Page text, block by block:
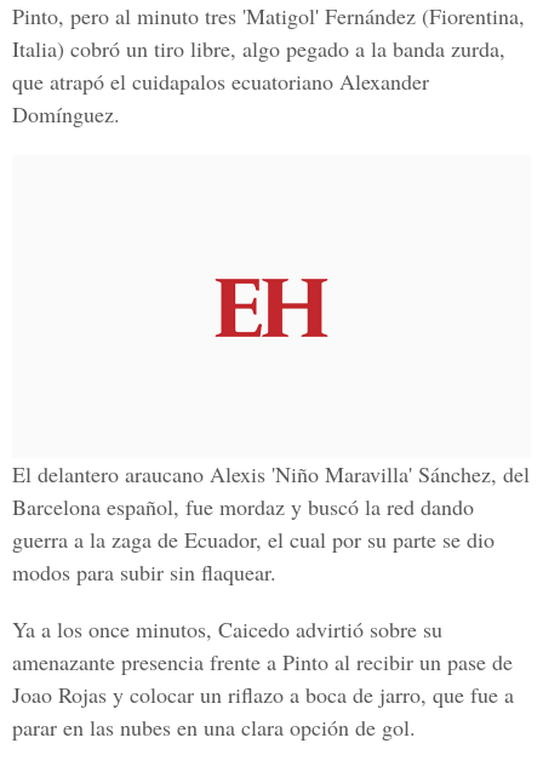
Pinto, pero al minuto tres 'Matigol' Fernández (Fiorentina,
Italia) cobró un tiro libre, algo pegado a la banda zurda,
que atrapó el cuidapalos ecuatoriano Alexander
Domínguez.
El delantero araucano Alexis 'Niño Maravilla' Sánchez, del
Barcelona español, fue mordaz y buscó la red dando
guerra a la zaga de Ecuador, el cual por su parte se dio
modos para subir sin flaquear.
Ya a los once minutos, Caicedo advirtió sobre su
amenazante presencia frente a Pinto al recibir un pase de
Joao Rojas y colocar un riflazo a boca de jarro, que fue a
parar en las nubes en una clara opción de gol.